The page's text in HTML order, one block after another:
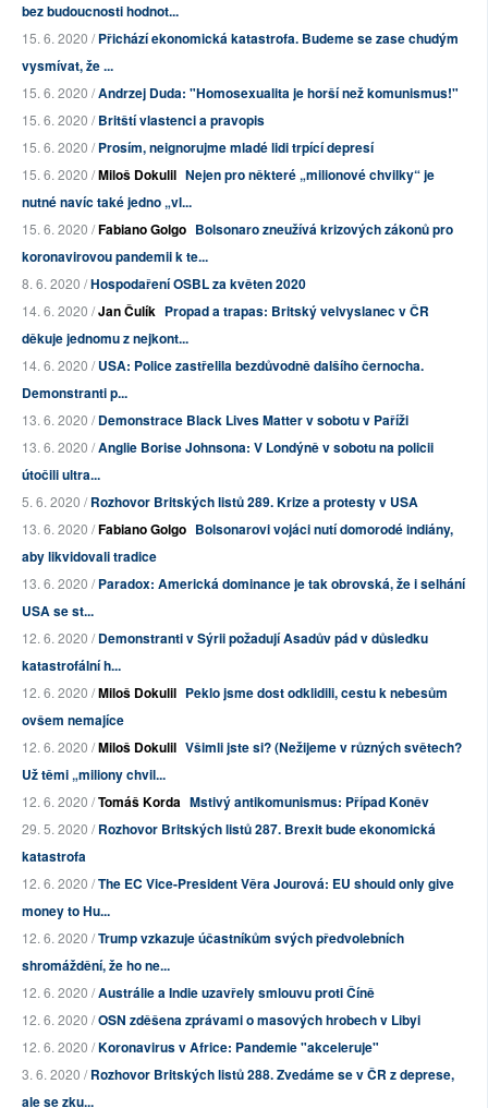
bez budoucnosti hodnot...
15. 6. 2020 /Přichází ekonomická katastrofa. Budeme se zase chudým
vysmívat, že ...
15. 6. 2020 /Andrzej Duda: "Homosexualita je horší než komunismus!"
15. 6. 2020 /Britští vlastenci a pravopis
15. 6. 2020 /Prosím, neignorujme mladé lidi trpící depresí
15. 6. 2020 /Miloš Dokulil Nejen pro některé „milionové chvilky“ je
nutné navíc také jedno „vl...
15. 6. 2020 /Fabiano Golgo Bolsonaro zneužívá krizových zákonů pro
koronavirovou pandemii k te...
8. 6. 2020 /Hospodaření OSBL za květen 2020
14. 6. 2020 /Jan Čulík Propad a trapas: Britský velvyslanec v ČR
děkuje jednomu z nejkont...
14. 6. 2020 /USA: Police zastřelila bezdůvodně dalšího černocha.
Demonstranti p...
13. 6. 2020 /Demonstrace Black Lives Matter v sobotu v Paříži
13. 6. 2020 /Anglie Borise Johnsona: V Londýně v sobotu na policii
útočili ultra...
5. 6. 2020 /Rozhovor Britských listů 289. Krize a protesty v USA
13. 6. 2020 /Fabiano Golgo Bolsonarovi vojáci nutí domorodé indiány,
aby likvidovali tradice
13. 6. 2020 /Paradox: Americká dominance je tak obrovská, že i selhání
USA se st...
12. 6. 2020 /Demonstranti v Sýrii požadují Asadův pád v důsledku
katastrofální h...
12. 6. 2020 /Miloš Dokulil Peklo jsme dost odklidili, cestu k nebesům
ovšem nemajíce
12. 6. 2020 /Miloš Dokulil Všimli jste si? (Nežijeme v různých světech?
Už těmi „miliony chvil...
12. 6. 2020 /Tomáš Korda Mstivý antikomunismus: Případ Koněv
29. 5. 2020 /Rozhovor Britských listů 287. Brexit bude ekonomická
katastrofa
12. 6. 2020 /The EC Vice-President Věra Jourová: EU should only give
money to Hu...
12. 6. 2020 /Trump vzkazuje účastníkům svých předvolebních
shromáždění, že ho ne...
12. 6. 2020 /Austrálie a Indie uzavřely smlouvu proti Číně
12. 6. 2020 /OSN zděšena zprávami o masových hrobech v Libyi
12. 6. 2020 /Koronavirus v Africe: Pandemie "akceleruje"
3. 6. 2020 /Rozhovor Britských listů 288. Zvedáme se v ČR z deprese,
ale se zku...